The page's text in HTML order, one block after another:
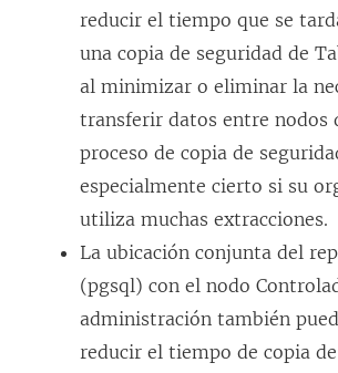
reducir el tiempo que se
una copia de seguridad de
al minimizar o eliminar la
transferir datos entre nodos
proceso de copia de
especialmente cierto si su
utiliza muchas extracciones.
La ubicación conjunta del
(pgsql) con el nodo
administración también
reducir el tiempo de copia